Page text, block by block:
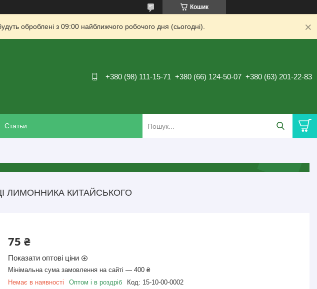
Кошик
оброблені з 09:00 найближчого робочого дня (сьогодні).
+380 (98) 111-15-71 +380 (66) 124-50-07 +380 (63) 201-22-83
Статьи
ЛИМОННИКА КИТАЙСЬКОГО
75 ₴
Показати оптові ціни
Мінімальна сума замовлення на сайті — 400 ₴
Немає в наявності
Оптом і в роздріб Код: 15-10-00-0002